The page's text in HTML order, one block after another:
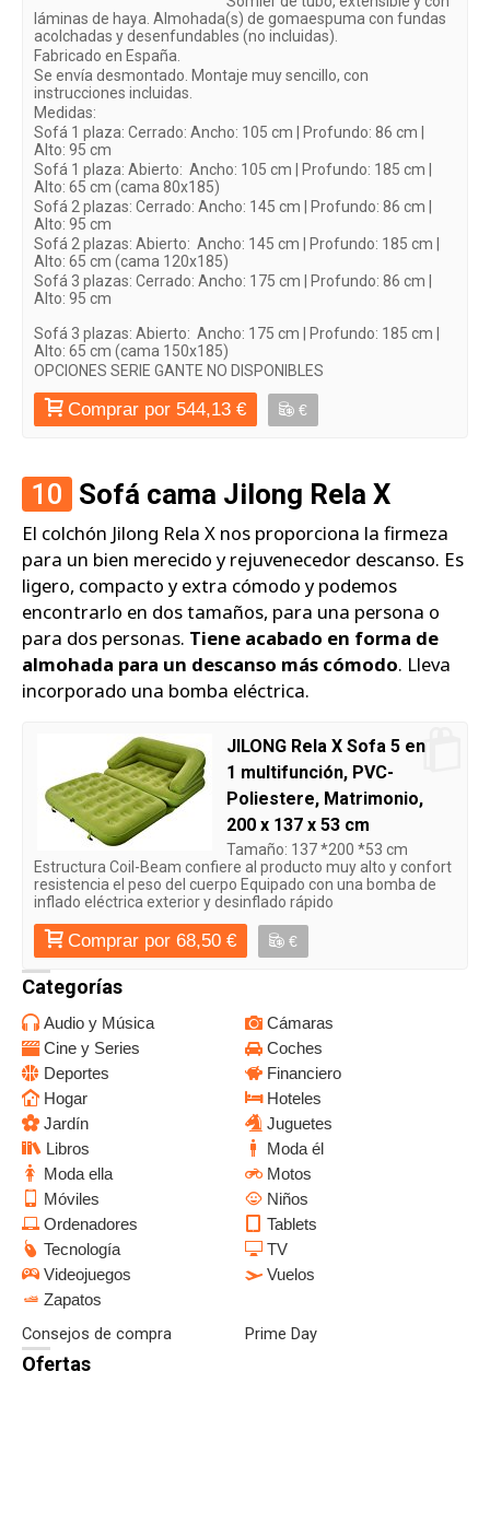
láminas de haya. Almohada(s) de gomaespuma con fundas
acolchadas y desenfundables (no incluidas).
Fabricado en España.
Se envía desmontado. Montaje muy sencillo, con
instrucciones incluidas.
Medidas:
Sofá 1 plaza: Cerrado: Ancho: 105 cm | Profundo: 86 cm |
Alto: 95 cm
Sofá 1 plaza: Abierto: Ancho: 105 cm | Profundo: 185 cm |
Alto: 65 cm (cama 80x185)
Sofá 2 plazas: Cerrado: Ancho: 145 cm | Profundo: 86 cm |
Alto: 95 cm
Sofá 2 plazas: Abierto: Ancho: 145 cm | Profundo: 185 cm |
Alto: 65 cm (cama 120x185)
Sofá 3 plazas: Cerrado: Ancho: 175 cm | Profundo: 86 cm |
Alto: 95 cm
Sofá 3 plazas: Abierto: Ancho: 175 cm | Profundo: 185 cm |
Alto: 65 cm (cama 150x185)
OPCIONES SERIE GANTE NO DISPONIBLES
Comprar por 544,13 € €
10 Sofá cama Jilong Rela X
El colchón Jilong Rela X nos proporciona la firmeza
para un bien merecido y rejuvenecedor descanso. Es
ligero, compacto y extra cómodo y podemos
encontrarlo en dos tamaños, para una persona o
para dos personas. Tiene acabado en forma de
almohada para un descanso más cómodo. Lleva
incorporado una bomba eléctrica.
JILONG Rela X Sofa 5 en
1 multifunción, PVC-
Poliestere, Matrimonio,
200 x 137 x 53 cm
Tamaño: 137 *200 *53 cm
Estructura Coil-Beam confiere al producto muy alto y confort
resistencia el peso del cuerpo Equipado con una bomba de
inflado eléctrica exterior y desinflado rápido
Comprar por 68,50 € €
Categorías
Audio y Música
Cámaras
Cine y Series
Coches
Deportes
Financiero
Hogar
Hoteles
Jardín
Juguetes
Libros
Moda él
Moda ella
Motos
Móviles
Niños
Ordenadores
Tablets
Tecnología
TV
Videojuegos
Vuelos
Zapatos
Consejos de compra Prime Day
Ofertas